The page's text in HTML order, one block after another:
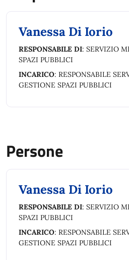
Vanessa Di Iorio
RESPONSABILE DI: SERVIZIO
SPAZI PUBBLICI
INCARICO: RESPONSABILE
GESTIONE SPAZI PUBBLICI
Persone
Vanessa Di Iorio
RESPONSABILE DI: SERVIZIO
SPAZI PUBBLICI
INCARICO: RESPONSABILE
GESTIONE SPAZI PUBBLICI